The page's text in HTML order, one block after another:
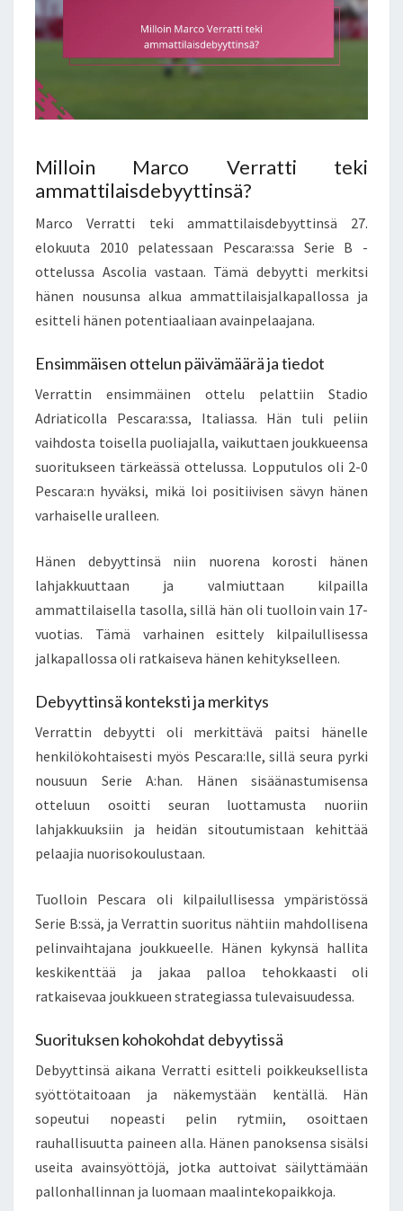
Milloin Marco Verratti teki
ammattilaisdebyyttinsä?
Marco Verratti teki ammattilaisdebyyttinsä 27.
elokuuta 2010 pelatessaan Pescara:ssa Serie B -
ottelussa Ascolia vastaan. Tämä debyytti merkitsi
hänen nousunsa alkua ammattilaisjalkapallossa ja
esitteli hänen potentiaaliaan avainpelaajana.
Ensimmäisen ottelun päivämäärä ja tiedot
Verrattin ensimmäinen ottelu pelattiin Stadio
Adriaticolla Pescara:ssa, Italiassa. Hän tuli peliin
vaihdosta toisella puoliajalla, vaikuttaen joukkueensa
suoritukseen tärkeässä ottelussa. Lopputulos oli 2-0
Pescara:n hyväksi, mikä loi positiivisen sävyn hänen
varhaiselle uralleen.
Hänen debyyttinsä niin nuorena korosti hänen
lahjakkuuttaan ja valmiuttaan kilpailla
ammattilaisella tasolla, sillä hän oli tuolloin vain 17-
vuotias. Tämä varhainen esittely kilpailullisessa
jalkapallossa oli ratkaiseva hänen kehitykselleen.
Debyyttinsä konteksti ja merkitys
Verrattin debyytti oli merkittävä paitsi hänelle
henkilökohtaisesti myös Pescara:lle, sillä seura pyrki
nousuun Serie A:han. Hänen sisäänastumisensa
otteluun osoitti seuran luottamusta nuoriin
lahjakkuuksiin ja heidän sitoutumistaan kehittää
pelaajia nuorisokoulustaan.
Tuolloin Pescara oli kilpailullisessa ympäristössä
Serie B:ssä, ja Verrattin suoritus nähtiin mahdollisena
pelinvaihtajana joukkueelle. Hänen kykynsä hallita
keskikenttää ja jakaa palloa tehokkaasti oli
ratkaisevaa joukkueen strategiassa tulevaisuudessa.
Suorituksen kohokohdat debyytissä
Debyyttinsä aikana Verratti esitteli poikkeuksellista
syöttötaitoaan ja näkemystään kentällä. Hän
sopeutui nopeasti pelin rytmiin, osoittaen
rauhallisuutta paineen alla. Hänen panoksensa sisälsi
useita avainsyöttöjä, jotka auttoivat säilyttämään
pallonhallinnan ja luomaan maalintekopaikkoja.